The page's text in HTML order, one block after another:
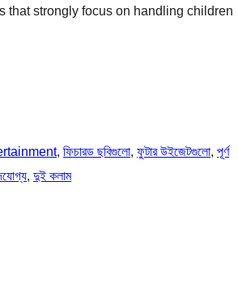
that strongly focus on handling children
, ফিচারড ছবিগুলো, ফুটার উইজেটগুলো, পূর্ণ
, দুই কলাম